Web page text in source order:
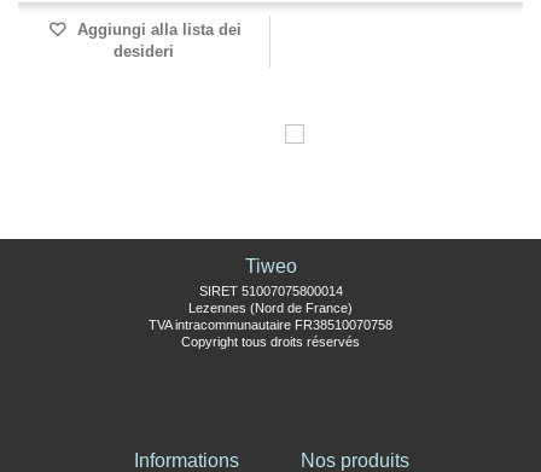
Aggiungi alla lista dei
desideri
Tiweo
SIRET 51007075800014
Lezennes (Nord de France)
TVA intracommunautaire FR38510070758
Copyright tous droits réservés
Informations Nos produits